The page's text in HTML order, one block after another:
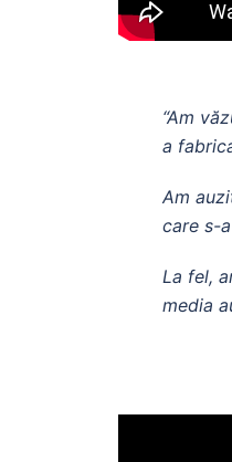
“Am
a
Am
care s-
La fel,
media